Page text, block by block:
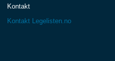
Kontakt
Kontakt Legelisten.no